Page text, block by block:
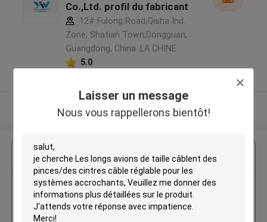
Laisser un message
Nous vous rappellerons bientôt!
Co.,Ltd. profil du fabricant
12# Fulong Road,Qisha Ind.
Zone, Shatian Town,Dongguan,
Guangdong, China ,LA CHINE
5.0
Regardez plus
Les longs avions de taille câblent
des pinces/des cintres câble